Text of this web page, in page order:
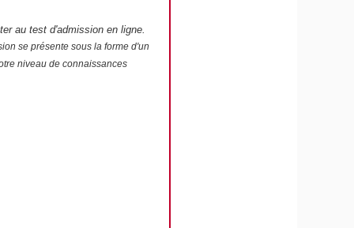
au test d'admission en ligne.
se présente sous la forme d'un
niveau de connaissances